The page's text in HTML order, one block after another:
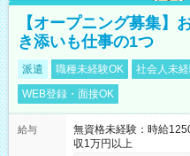
【オープニング募集】
き添いも仕事の1つ
派遣 職種未経験OK 社会人未
WEB登録・面接OK
給与
無資格未経験：時給
収1万円以上